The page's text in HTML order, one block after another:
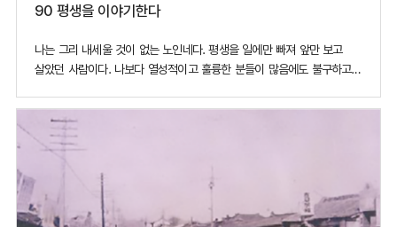
90 평생을 이야기한다
나는 그리 내세울 것이 없는 노인네다. 평생을 일에만 빠져 앞만 보고
살았던 사람이다. 나보다 열성적이고 훌륭한 분들이 많음에도 불구하고
한편 겸연쩍고 송구스러울 따름이다.내 삶의 대부분은 이 고장과
우리나라 산업발전의 역동적인 순간들과 고락을 함께 하였다. 이제부터
시작하는 우민한 글이 비록 보잘 것